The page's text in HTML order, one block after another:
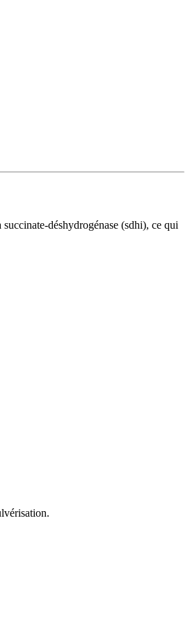
déshydrogénase (sdhi), ce qui